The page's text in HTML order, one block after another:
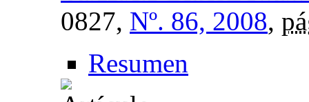
0827, Nº. 86, 2008,
Resumen